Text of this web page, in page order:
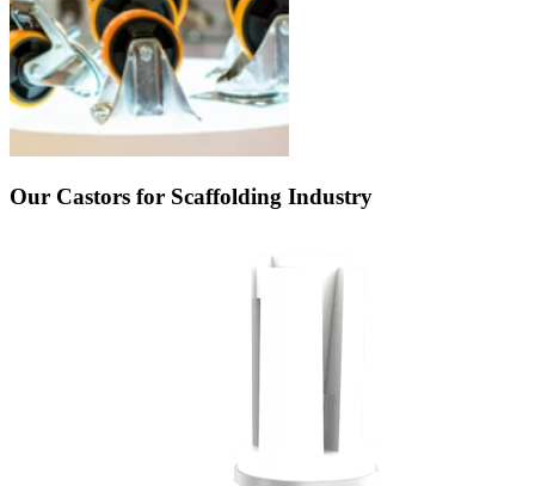
Our Castors for Scaffolding Industry